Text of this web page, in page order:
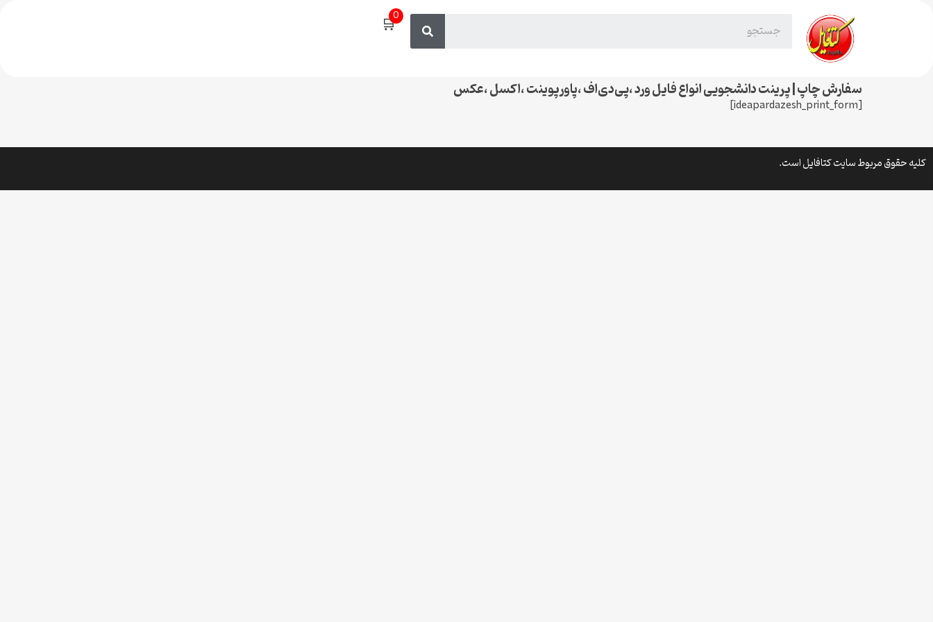
🛒0
سفارش چاپ | پرینت دانشجویی انواع فایل ورد ،پی‌دی‌اف ،پاورپوینت ،اکسل ،عکس
[ideapardazesh_print_form]
کلیه حقوق مربوط سایت کتافایل است.